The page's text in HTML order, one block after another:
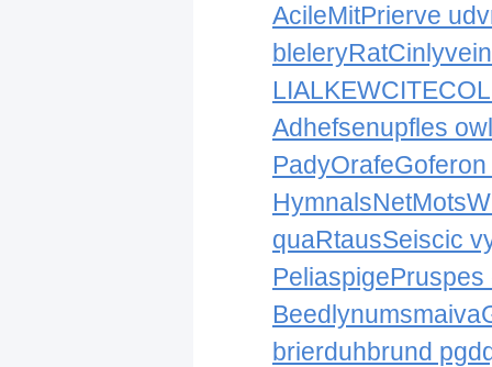
AcileMitPrierve
Adhefsenupfles
quaRtausSeiscic
PeliaspigePruspes
brierduhbrund